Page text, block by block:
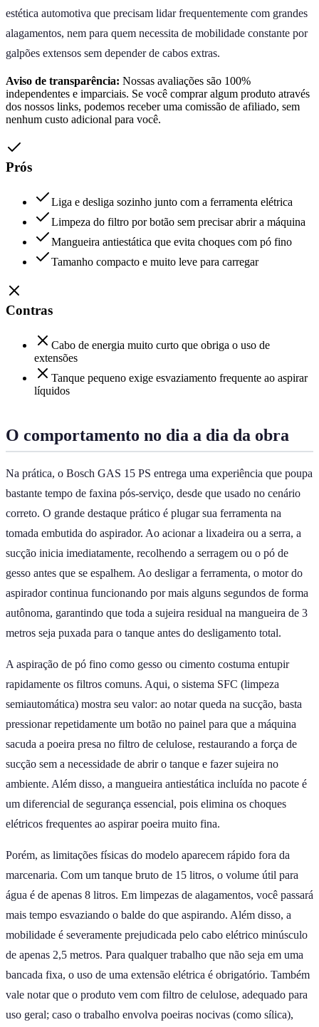
estética automotiva que precisam lidar frequentemente com grandes
alagamentos, nem para quem necessita de mobilidade constante por
galpões extensos sem depender de cabos extras.
Aviso de transparência: Nossas avaliações são 100%
independentes e imparciais. Se você comprar algum produto através
dos nossos links, podemos receber uma comissão de afiliado, sem
nenhum custo adicional para você.
Prós
Liga e desliga sozinho junto com a ferramenta elétrica
Limpeza do filtro por botão sem precisar abrir a máquina
Mangueira antiestática que evita choques com pó fino
Tamanho compacto e muito leve para carregar
Contras
Cabo de energia muito curto que obriga o uso de
extensões
Tanque pequeno exige esvaziamento frequente ao aspirar
líquidos
O comportamento no dia a dia da obra
Na prática, o Bosch GAS 15 PS entrega uma experiência que poupa
bastante tempo de faxina pós-serviço, desde que usado no cenário
correto. O grande destaque prático é plugar sua ferramenta na
tomada embutida do aspirador. Ao acionar a lixadeira ou a serra, a
sucção inicia imediatamente, recolhendo a serragem ou o pó de
gesso antes que se espalhem. Ao desligar a ferramenta, o motor do
aspirador continua funcionando por mais alguns segundos de forma
autônoma, garantindo que toda a sujeira residual na mangueira de 3
metros seja puxada para o tanque antes do desligamento total.
A aspiração de pó fino como gesso ou cimento costuma entupir
rapidamente os filtros comuns. Aqui, o sistema SFC (limpeza
semiautomática) mostra seu valor: ao notar queda na sucção, basta
pressionar repetidamente um botão no painel para que a máquina
sacuda a poeira presa no filtro de celulose, restaurando a força de
sucção sem a necessidade de abrir o tanque e fazer sujeira no
ambiente. Além disso, a mangueira antiestática incluída no pacote é
um diferencial de segurança essencial, pois elimina os choques
elétricos frequentes ao aspirar poeira muito fina.
Porém, as limitações físicas do modelo aparecem rápido fora da
marcenaria. Com um tanque bruto de 15 litros, o volume útil para
água é de apenas 8 litros. Em limpezas de alagamentos, você passará
mais tempo esvaziando o balde do que aspirando. Além disso, a
mobilidade é severamente prejudicada pelo cabo elétrico minúsculo
de apenas 2,5 metros. Para qualquer trabalho que não seja em uma
bancada fixa, o uso de uma extensão elétrica é obrigatório. Também
vale notar que o produto vem com filtro de celulose, adequado para
uso geral; caso o trabalho envolva poeiras nocivas (como sílica),